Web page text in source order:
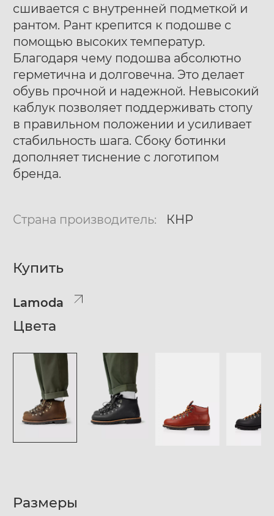
сшивается с внутренней подметкой и
рантом. Рант крепится к подошве с
помощью высоких температур.
Благодаря чему подошва абсолютно
герметична и долговечна. Это делает
обувь прочной и надежной. Невысокий
каблук позволяет поддерживать стопу
в правильном положении и усиливает
стабильность шага. Сбоку ботинки
дополняет тиснение с логотипом
бренда.
Страна производитель: КНР
Купить
Lamoda
Цвета
Размеры